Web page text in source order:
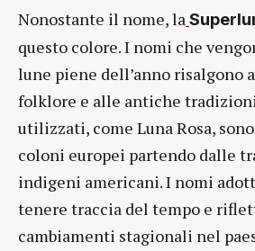
Nonostante il nome, la
questo colore. I nomi che
lune piene dell’anno risalgono
folklore e alle antiche
utilizzati, come Luna Rosa,
coloni europei partendo dalle
indigeni americani. I nomi
tenere traccia del tempo e
cambiamenti stagionali nel